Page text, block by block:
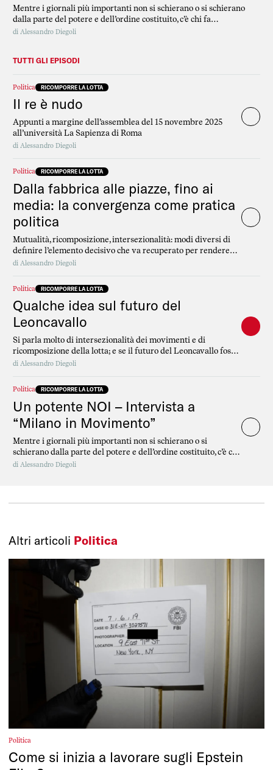
Mentre i giornali più importanti non si schierano o si schierano
dalla parte del potere e dell’ordine costituito, c’è chi fa
informazione dal basso, come Milano in Movimento. Li abbiamo
di Alessandro Diegoli
TUTTI GLI EPISODI
Politica RICOMPORRE LA LOTTA
Il re è nudo
Appunti a margine dell’assemblea del 15 novembre 2025
all’università La Sapienza di Roma
di Alessandro Diegoli
Politica RICOMPORRE LA LOTTA
Dalla fabbrica alle piazze, fino ai
media: la convergenza come pratica
politica
Mutualità, ricomposizione, intersezionalità: modi diversi di
definire l’elemento decisivo che va recuperato per rendere
efficace qualsiasi rivendicazione politica. Solo uniti si
di Alessandro Diegoli
Politica RICOMPORRE LA LOTTA
Qualche idea sul futuro del
Leoncavallo
Si parla molto di intersezionalità dei movimenti e di
ricomposizione della lotta; e se il futuro del Leoncavallo fosse
il terreno dove questa convergenza diventa possibile?
di Alessandro Diegoli
Politica RICOMPORRE LA LOTTA
Un potente NOI – Intervista a
“Milano in Movimento”
Mentre i giornali più importanti non si schierano o si
schierano dalla parte del potere e dell’ordine costituito, c’è chi
fa informazione dal basso, come Milano in Movimento. Li
di Alessandro Diegoli
Altri articoli Politica
Politica
Come si inizia a lavorare sugli Epstein